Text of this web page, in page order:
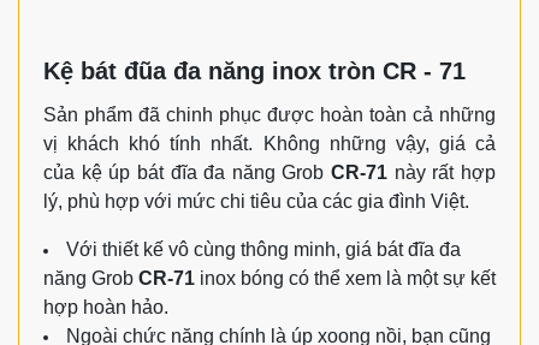
Kệ bát đũa đa năng inox tròn CR - 71
Sản phẩm đã chinh phục được hoàn toàn cả những
vị khách khó tính nhất. Không những vậy, giá cả
của kệ úp bát đĩa đa năng GrobCR-71 này rất hợp
lý, phù hợp với mức chi tiêu của các gia đình Việt.
Với thiết kế vô cùng thông minh, giá bát đĩa đa
năng Grob CR-71 inox bóng có thể xem là một sự kết
hợp hoàn hảo.
Ngoài chức năng chính là úp xoong nồi, bạn cũng